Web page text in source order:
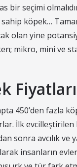
bir seçimi
köpek…
olan yine
mikro, mini ve
Fiyatları
450’den fazla
İlk
sonra avcılık
insanların